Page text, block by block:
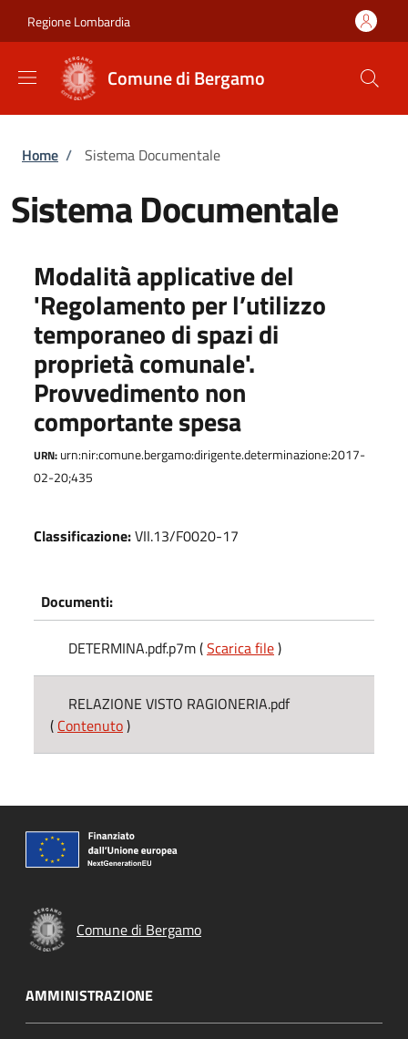
Regione Lombardia
Comune di Bergamo
Briciole di pane
Home / Sistema Documentale
Sistema Documentale
Modalità applicative del
'Regolamento per l’utilizzo
temporaneo di spazi di
proprietà comunale'.
Provvedimento non
comportante spesa
URN: urn:nir:comune.bergamo:dirigente.determinazione:2017-
02-20;435
Classificazione:VII.13/F0020-17
Documenti:
DETERMINA.pdf.p7m (Scarica file)
RELAZIONE VISTO RAGIONERIA.pdf
( Contenuto)
Comune di Bergamo
AMMINISTRAZIONE